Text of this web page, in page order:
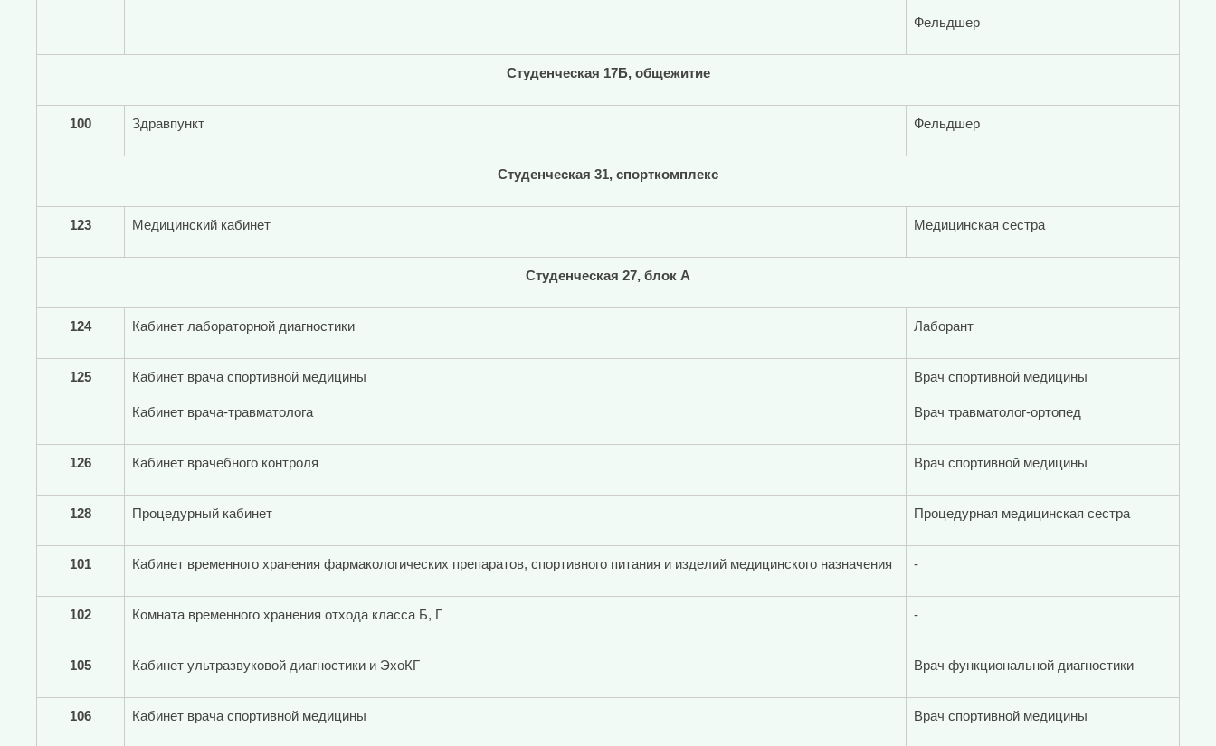
Фельдшер
Студенческая 17Б, общежитие
100 Здравпункт Фельдшер
Студенческая 31, спорткомплекс
123 Медицинский кабинет Медицинская сестра
Студенческая 27, блок А
124 Кабинет лабораторной диагностики Лаборант
125 Кабинет врача спортивной медицины
Кабинет врача-травматолога
Врач спортивной медицины
Врач травматолог-ортопед
126 Кабинет врачебного контроля Врач спортивной медицины
128 Процедурный кабинет Процедурная медицинская сестра
101 Кабинет временного хранения фармакологических препаратов, спортивного питания и изделий медицинского назначения -
102 Комната временного хранения отхода класса Б, Г -
105 Кабинет ультразвуковой диагностики и ЭхоКГ Врач функциональной диагностики
106 Кабинет врача спортивной медицины Врач спортивной медицины